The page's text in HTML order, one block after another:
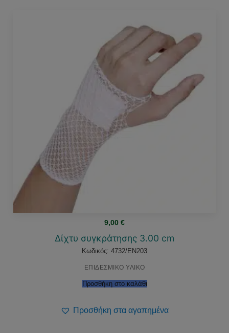
9,00 €
Δίχτυ συγκράτησης 3.00 cm
Κωδικός: 4732/EN203
ΕΠΙΔΕΣΜΙΚΟ ΥΛΙΚΟ
Προσθήκη στο καλάθι
Προσθήκη στα αγαπημένα